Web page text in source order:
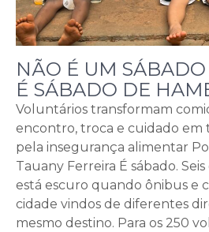
NÃO É UM
É SÁBADO DE
Voluntários transformam
encontro, troca e cuidado em
pela insegurança alimentar
Tauany Ferreira É sábado.
está escuro quando ônibus e
cidade vindos de diferentes
mesmo destino. Para os 250